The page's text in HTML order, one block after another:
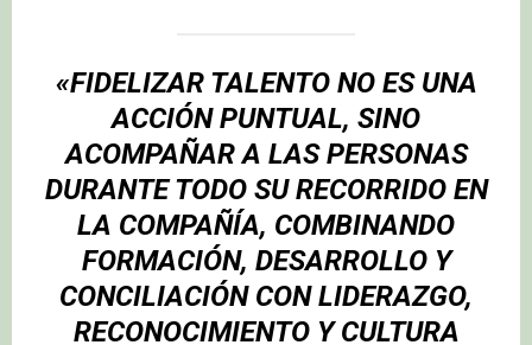
«FIDELIZAR TALENTO NO ES UNA
ACCIÓN PUNTUAL, SINO
ACOMPAÑAR A LAS PERSONAS
DURANTE TODO SU RECORRIDO EN
LA COMPAÑÍA, COMBINANDO
FORMACIÓN, DESARROLLO Y
CONCILIACIÓN CON LIDERAZGO,
RECONOCIMIENTO Y CULTURA